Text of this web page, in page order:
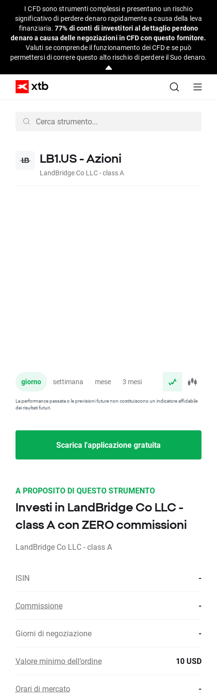
I CFD sono strumenti complessi e presentano un rischio
significativo di perdere denaro rapidamente a causa della leva
finanziaria.77% di conti di investitori al dettaglio perdono
denaro a causa delle negoziazioni in CFD con questo fornitore.
Valuti se comprende il funzionamento dei CFD e se può
permettersi di correre questo alto rischio di perdere il Suo denaro.
LB1.US - Azioni
LandBridge Co LLC - class A
giorno settimana mese 3 mesi anno
La performance passata o le previsioni future non costituiscono un indicatore affidabile
dei risultati futuri.
Scarica l'applicazione gratuita
A PROPOSITO DI QUESTO STRUMENTO
Investi in LandBridge Co LLC -
class A con ZERO commissioni
LandBridge Co LLC - class A
ISIN -
Commissione -
Giorni di negoziazione -
Valore minimo dell’ordine 10 USD
Orari di mercato -